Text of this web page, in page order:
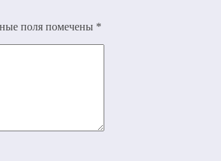
поля помечены *